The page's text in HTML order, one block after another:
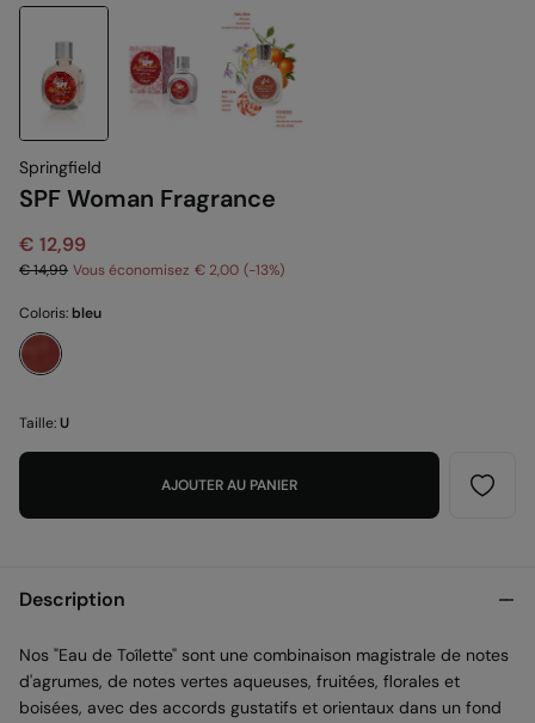
Springfield
SPF Woman Fragrance
€ 12,99
€ 14,99 Vous économisez € 2,00 13
Coloris:bleu
Taille:U
AJOUTER AU PANIER
Description
Nos "Eau de Toîlette" sont une combinaison magistrale de notes
d'agrumes, de notes vertes aqueuses, fruitées, florales et
boisées, avec des accords gustatifs et orientaux dans un fond